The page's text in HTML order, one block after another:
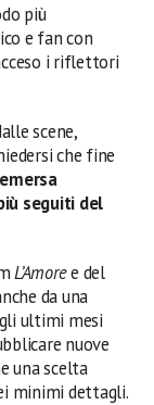
più
e fan con
i riflettori
scene,
che fine
seguiti del
L’Amoree del
da una
ultimi mesi
nuove
una scelta
minimi dettagli.